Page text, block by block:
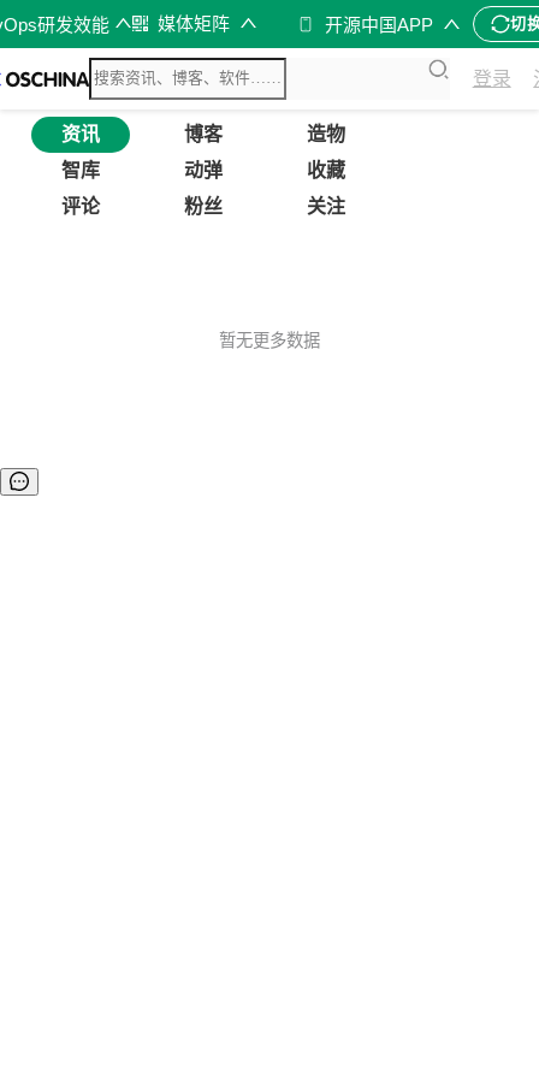
研发效能 媒体矩阵 开源中国APP 切
登录
资讯 博客
造物
智库
动弹
收藏
评论
粉丝 关注
暂无更多数据